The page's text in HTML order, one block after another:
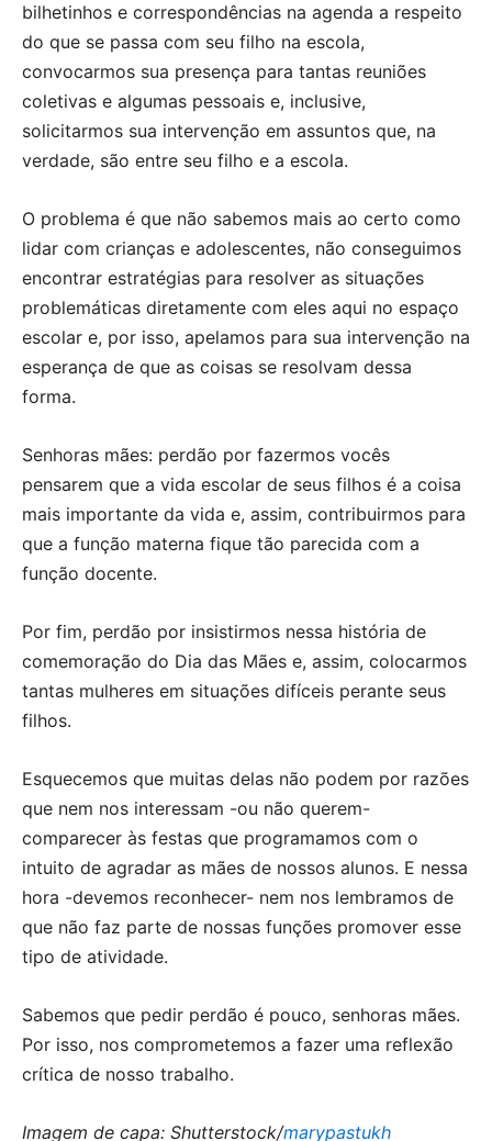
bilhetinhos e correspondências na agenda a respeito
do que se passa com seu filho na escola,
convocarmos sua presença para tantas reuniões
coletivas e algumas pessoais e, inclusive,
solicitarmos sua intervenção em assuntos que, na
verdade, são entre seu filho e a escola.
O problema é que não sabemos mais ao certo como
lidar com crianças e adolescentes, não conseguimos
encontrar estratégias para resolver as situações
problemáticas diretamente com eles aqui no espaço
escolar e, por isso, apelamos para sua intervenção na
esperança de que as coisas se resolvam dessa
forma.
Senhoras mães: perdão por fazermos vocês
pensarem que a vida escolar de seus filhos é a coisa
mais importante da vida e, assim, contribuirmos para
que a função materna fique tão parecida com a
função docente.
Por fim, perdão por insistirmos nessa história de
comemoração do Dia das Mães e, assim, colocarmos
tantas mulheres em situações difíceis perante seus
filhos.
Esquecemos que muitas delas não podem por razões
que nem nos interessam -ou não querem-
comparecer às festas que programamos com o
intuito de agradar as mães de nossos alunos. E nessa
hora -devemos reconhecer- nem nos lembramos de
que não faz parte de nossas funções promover esse
tipo de atividade.
Sabemos que pedir perdão é pouco, senhoras mães.
Por isso, nos comprometemos a fazer uma reflexão
crítica de nosso trabalho.
Imagem de capa: Shutterstock/marypastukh